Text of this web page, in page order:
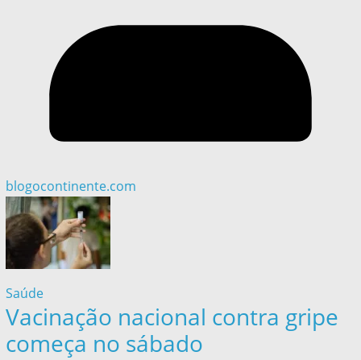
blogocontinente.com
Saúde
Vacinação nacional contra gripe
começa no sábado